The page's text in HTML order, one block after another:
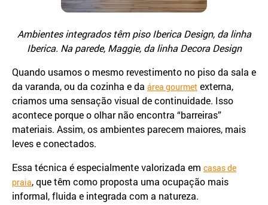
Ambientes integrados têm piso Iberica Design, da linha
Iberica. Na parede, Maggie, da linha Decora Design
Quando usamos o mesmo revestimento no piso da sala e
da varanda, ou da cozinha e da área gourmet externa,
criamos uma sensação visual de continuidade. Isso
acontece porque o olhar não encontra “barreiras”
materiais. Assim, os ambientes parecem maiores, mais
leves e conectados.
Essa técnica é especialmente valorizada em casas de
praia, que têm como proposta uma ocupação mais
informal, fluida e integrada com a natureza.